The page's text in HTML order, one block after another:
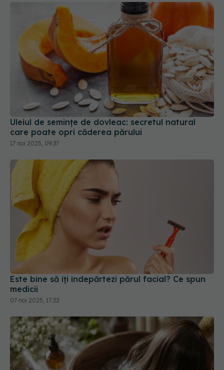
Uleiul de semințe de dovleac: secretul natural
care poate opri căderea părului
17 noi 2025, 09:37
Este bine să îți îndepărtezi părul facial? Ce spun
07 noi 2025, 17:32